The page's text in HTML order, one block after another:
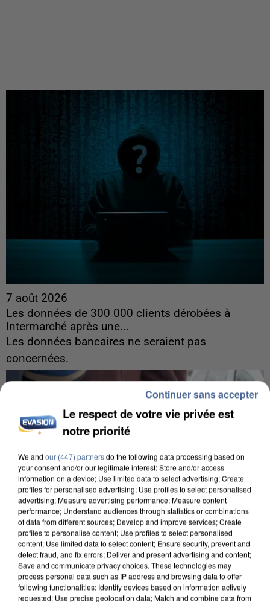
7 août 2026
Les données de 300 000 clients dérobées à
Intermarché après une...
Les données bancaires ne seraient pas
concernées.
7 août 2026
Un second cadre de la DZ Mafia interpellé en
Le respect de votre vie privée est
notre priorité
We and our (447) partnersdo the following data processing based on
your consent and/or our legitimate interest: Store and/or access
information on a device; Use limited data to select advertising; Create
profiles for personalised advertising; Use profiles to select personalised
advertising; Measure advertising performance; Measure content
performance; Understand audiences through statistics or combinations
of data from different sources; Develop and improve services; Create
profiles to personalise content; Use profiles to select personalised
content; Use limited data to select content; Ensure security, prevent and
detect fraud, and fix errors; Deliver and present advertising and content;
Save and communicate privacy choices. These technologies may
process personal data such as IP address and browsing data to offer
following functionalities: Identify devices based on information actively
requested; Use precise geolocation data; Match and combine data from
Continuer sans accepter